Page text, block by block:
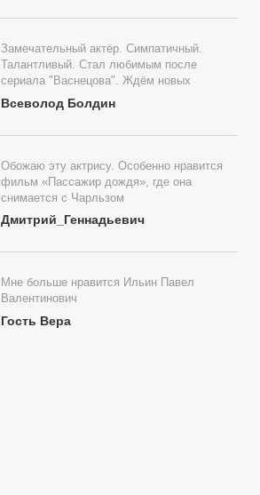
Замечательный актёр. Симпатичный.
Талантливый. Стал любимым после
сериала "Васнецова". Ждём новых
Всеволод Болдин
Обожаю эту актрису. Особенно нравится
фильм «Пассажир дождя», где она
снимается с Чарльзом
Дмитрий_Геннадьевич
Мне больше нравится Ильин Павел
Валентинович
Гость Вера